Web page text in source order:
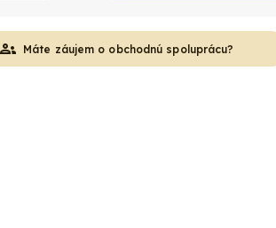
Máte záujem o obchodnú spoluprácu?